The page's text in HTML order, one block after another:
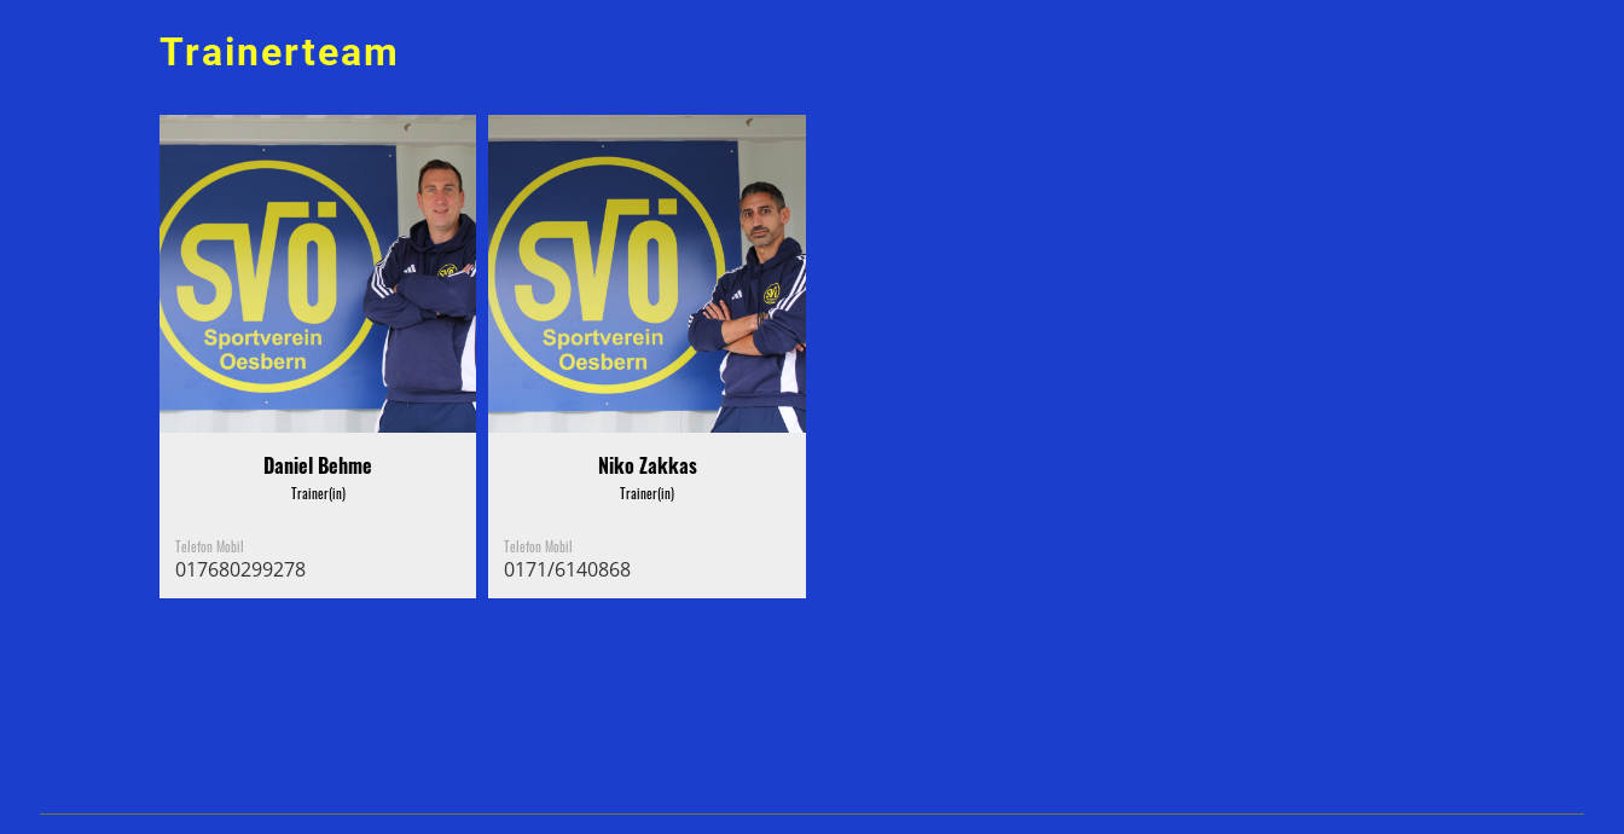
Trainerteam
Daniel Behme
Trainer(in)
Telefon Mobil
017680299278
Niko Zakkas
Trainer(in)
Telefon Mobil
0171/6140868